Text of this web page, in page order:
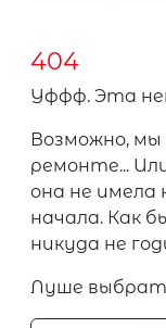
404
Уффф. Эта
Возможно, мы
ремонте...
она не имела
начала. Как
никуда не
Луше